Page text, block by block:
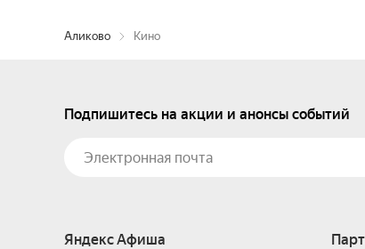
Аликово Кино
Подпишитесь на акции и анонсы событий
Яндекс Афиша